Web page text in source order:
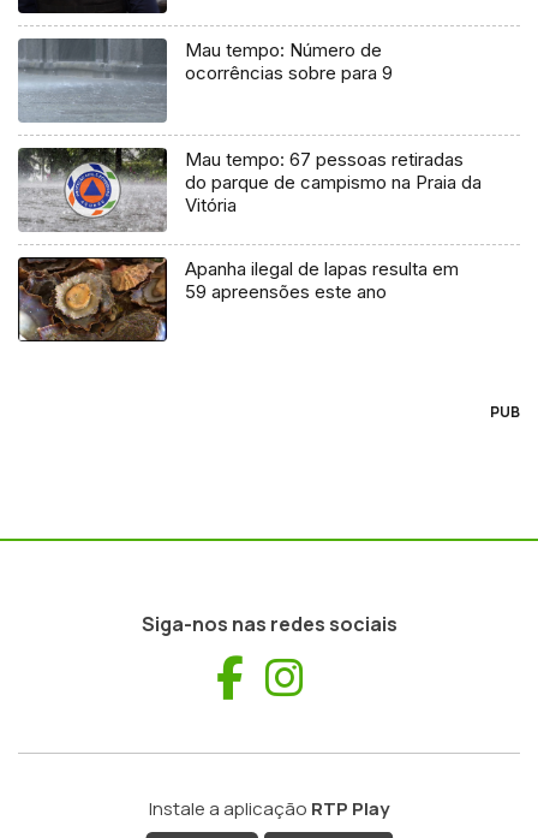
Mau tempo: Número de
ocorrências sobre para 9
Mau tempo: 67 pessoas retiradas
do parque de campismo na Praia da
Vitória
Apanha ilegal de lapas resulta em
59 apreensões este ano
PUB
Siga-nos nas redes sociais
Facebook
Instale a aplicação RTP Play